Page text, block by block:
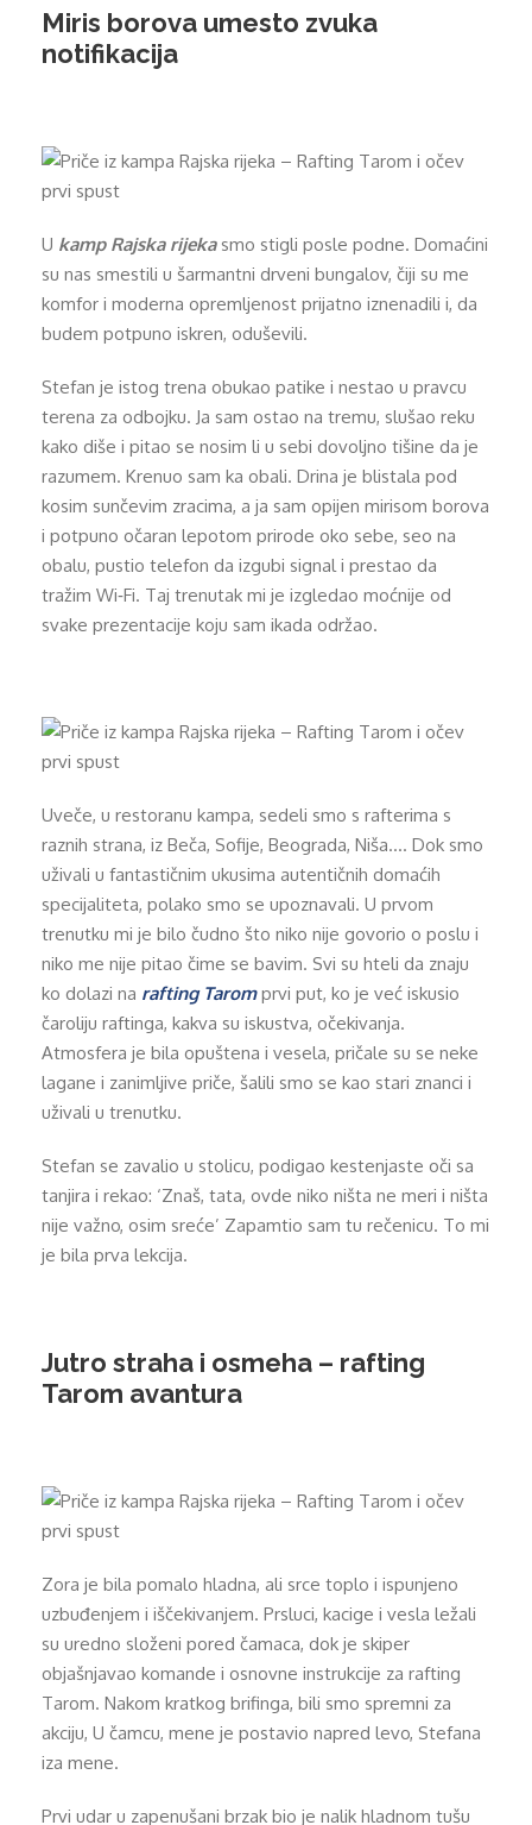
Miris borova umesto zvuka
notifikacija
U kamp Rajska rijekasmo stigli posle podne. Domaćini
su nas smestili u šarmantni drveni bungalov, čiji su me
komfor i moderna opremljenost prijatno iznenadili i, da
budem potpuno iskren, oduševili.
Stefan je istog trena obukao patike i nestao u pravcu
terena za odbojku. Ja sam ostao na tremu, slušao reku
kako diše i pitao se nosim li u sebi dovoljno tišine da je
razumem. Krenuo sam ka obali. Drina je blistala pod
kosim sunčevim zracima, a ja sam opijen mirisom borova
i potpuno očaran lepotom prirode oko sebe, seo na
obalu, pustio telefon da izgubi signal i prestao da
tražim Wi‑Fi. Taj trenutak mi je izgledao moćnije od
svake prezentacije koju sam ikada održao.
Uveče, u restoranu kampa, sedeli smo s rafterima s
raznih strana, iz Beča, Sofije, Beograda, Niša…. Dok smo
uživali u fantastičnim ukusima autentičnih domaćih
specijaliteta, polako smo se upoznavali. U prvom
trenutku mi je bilo čudno što niko nije govorio o poslu i
niko me nije pitao čime se bavim. Svi su hteli da znaju
ko dolazi na rafting Taromprvi put, ko je već iskusio
čaroliju raftinga, kakva su iskustva, očekivanja.
Atmosfera je bila opuštena i vesela, pričale su se neke
lagane i zanimljive priče, šalili smo se kao stari znanci i
uživali u trenutku.
Stefan se zavalio u stolicu, podigao kestenjaste oči sa
tanjira i rekao: ‘Znaš, tata, ovde niko ništa ne meri i ništa
nije važno, osim sreće’ Zapamtio sam tu rečenicu. To mi
je bila prva lekcija.
Jutro straha i osmeha – rafting
Tarom avantura
Zora je bila pomalo hladna, ali srce toplo i ispunjeno
uzbuđenjem i iščekivanjem. Prsluci, kacige i vesla ležali
su uredno složeni pored čamaca, dok je skiper
objašnjavao komande i osnovne instrukcije za rafting
Tarom. Nakom kratkog brifinga, bili smo spremni za
akciju, U čamcu, mene je postavio napred levo, Stefana
iza mene.
Prvi udar u zapenušani brzak bio je nalik hladnom tušu